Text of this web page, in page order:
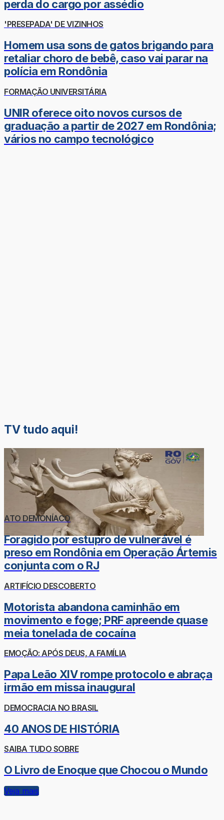
perda do cargo por assédio
'PRESEPADA' DE VIZINHOS
Homem usa sons de gatos brigando para
retaliar choro de bebê, caso vai parar na
polícia em Rondônia
FORMAÇÃO UNIVERSITÁRIA
UNIR oferece oito novos cursos de
graduação a partir de 2027 em Rondônia;
vários no campo tecnológico
TV tudo aqui!
ATO DEMONÍACO
Foragido por estupro de vulnerável é
preso em Rondônia em Operação Ártemis
conjunta com o RJ
ARTIFÍCIO DESCOBERTO
Motorista abandona caminhão em
movimento e foge; PRF apreende quase
meia tonelada de cocaína
EMOÇÃO: APÓS DEUS, A FAMÍLIA
Papa Leão XIV rompe protocolo e abraça
irmão em missa inaugural
DEMOCRACIA NO BRASIL
40 ANOS DE HISTÓRIA
SAIBA TUDO SOBRE
O Livro de Enoque que Chocou o Mundo
Veja mais